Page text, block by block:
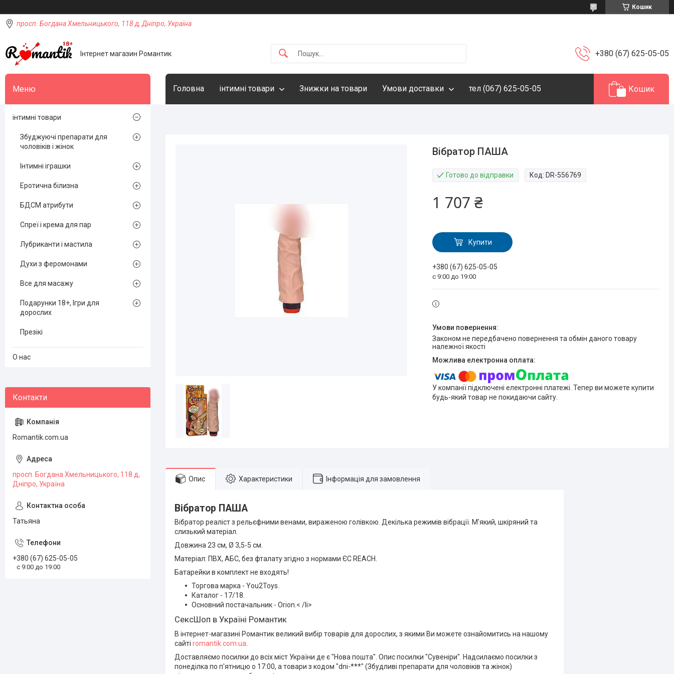
Кошик
просп. Богдана Хмельницького, 118 д, Дніпро, Україна
Інтернет магазин Романтик +380 (67) 625-05-05
Головна інтимні товари Знижки на товари Умови доставки тел (067) 625-05-05 Кошик
Вібратор ПАША
Готово до відправки Код: DR-556769
1 707 ₴
Купити
+380 (67) 625-05-05
с 9:00 до 19:00
Законом не передбачено повернення та обмін даного товару
належної якості
У компанії підключені електронні платежі. Тепер ви можете купити
будь-який товар не покидаючи сайту.
Опис Характеристики Інформація для замовлення
Вібратор ПАША
Вібратор реаліст з рельєфними венами, вираженою голівкою. Декілька режимів вібрації. М'який, шкіряний та
слизький матеріал.
Довжина 23 см, Ø 3,5-5 см.
Матеріал: ПВХ, АБС, без фталату згідно з нормами ЄС REACH.
Батарейки в комплект не входять!
Торгова марка - You2Toys.
Каталог - 17/18.
Основний постачальник - Orion.< /li>
СексШоп в Україні Романтик
В інтернет-магазині Романтик великий вибір товарів для дорослих, з якими Ви можете ознайомитись на нашому
сайті romantik.com.ua
Доставляємо посилки до всіх міст України де є "Нова пошта". Опис посилки "Сувеніри". Надсилаємо посилки з
понеділка по п'ятницю о 17:00, а товари з кодом "dni-***" (Збудливі препарати для чоловіків та жінок)
інтимні товари
Збуджуючі препарати для
чоловіків і жінок
Інтимні іграшки
Еротична білизна
БДСМ атрибути
Спреї і крема для пар
Лубриканти і мастила
Духи з феромонами
Все для масажу
Подарунки 18+, Ігри для
дорослих
Презікі
О нас
Romantik.com.ua
просп. Богдана Хмельницького, 118 д,
Дніпро, Україна
Татьяна
+380 (67) 625-05-05
с 9:00 до 19:00